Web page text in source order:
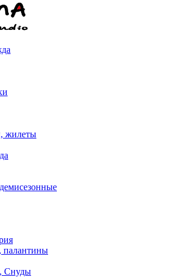
жилеты
палантины
Снуды